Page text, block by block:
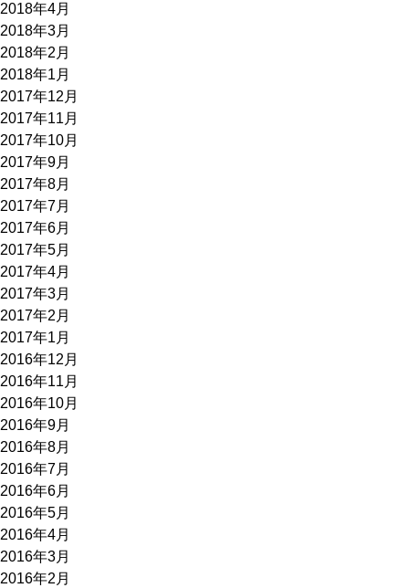
2018年4月
2018年3月
2018年2月
2018年1月
2017年12月
2017年11月
2017年10月
2017年9月
2017年8月
2017年7月
2017年6月
2017年5月
2017年4月
2017年3月
2017年2月
2017年1月
2016年12月
2016年11月
2016年10月
2016年9月
2016年8月
2016年7月
2016年6月
2016年5月
2016年4月
2016年3月
2016年2月